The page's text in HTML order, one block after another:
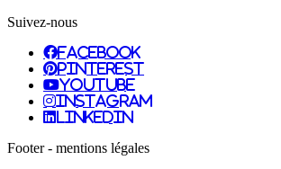
Suivez-nous
facebook
pinterest
youtube
instagram
linkedin
Footer - mentions légales